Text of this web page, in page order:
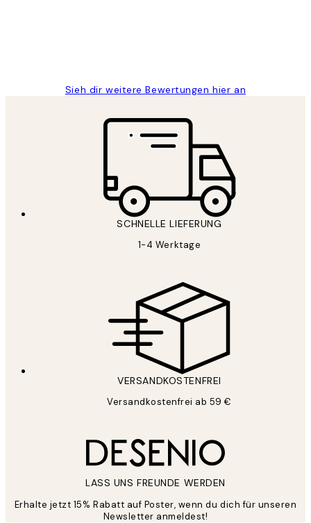
Sieh dir weitere Bewertungen hier an
SCHNELLE LIEFERUNG
1-4 Werktage
VERSANDKOSTENFREI
Versandkostenfrei ab 59 €
LASS UNS FREUNDE WERDEN
Erhalte jetzt 15% Rabatt auf Poster, wenn du dich für unseren
Newsletter anmeldest!